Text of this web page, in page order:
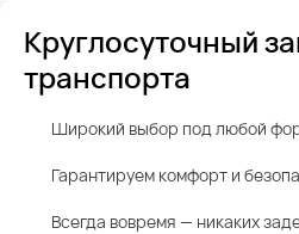
Круглосуточный
транспорта
Широкий выбор под любой
Гарантируем комфорт и
Всегда вовремя — никаких